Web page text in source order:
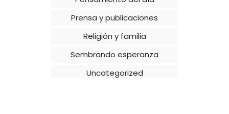
Prensa y publicaciones
Religión y familia
Sembrando esperanza
Uncategorized